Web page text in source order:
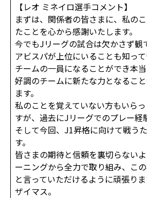
【レオ ミネイロ選手コメント】
まずは、関係者の皆さまに、私の
たことを心から感謝いたします。
今でもJリーグの試合は欠かさず観
アビスパが上位にいることも知って
チームの一員になることができ本当
好調のチームに新たな力となるこ
ます。
私のことを覚えていない方もいら
すが、過去にJリーグでのプレー経
そして今回、J1昇格に向けて戦う
す。
皆さまの期待と信頼を裏切らない
ーニングから全力で取り組み、こ
と言っていただけるように頑張り
ザイマス。